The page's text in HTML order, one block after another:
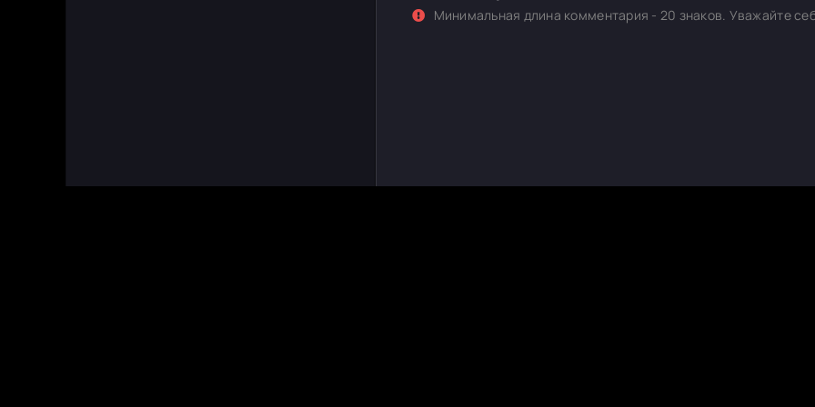
Минимальная длина комментария - 20 знаков. Уважайте